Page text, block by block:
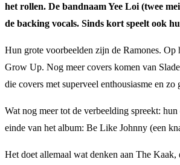
het rollen. De bandnaam Yee Loi (twee
de backing vocals. Sinds kort speelt ook
Hun grote voorbeelden zijn de Ramones.
Grow Up. Nog meer covers komen van
die covers met superveel enthousiasme en
Wat nog meer tot de verbeelding spreekt:
einde van het album: Be Like Johnny (een
Het doet allemaal wat denken aan The